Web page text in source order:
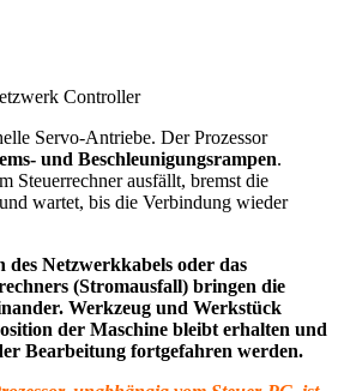
Controller
Servo-Antriebe. Der Prozessor
und Beschleunigungsrampen.
Steuerrechner ausfällt, bremst die
wartet, bis die Verbindung wieder
des Netzwerkkabels oder das
(Stromausfall) bringen die
Werkzeug und Werkstück
der Maschine bleibt erhalten und
Bearbeitung fortgefahren werden.